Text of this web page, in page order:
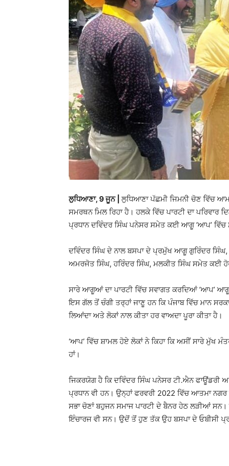
ਲੁਧਿਆਣਾ, 9 ਜੂਨ | ਲੁਧਿਆਣਾ ਪੱਛਮੀ ਜਿਮਨੀ ਚੋਣ ਵਿੱਚ
ਸਮਰਥਨ ਮਿਲ ਰਿਹਾ ਹੈ। ਹਲਕੇ ਵਿੱਚ ਪਾਰਟੀ ਦਾ ਪਰਿਵਾਰ
ਪ੍ਰਧਾਨ ਦਵਿੰਦਰ ਸਿੰਘ ਪਨੇਸਰ ਸਮੇਤ ਕਈ ਆਗੂ ‘ਆਪ’ ਵਿੱਚ
ਦਵਿੰਦਰ ਸਿੰਘ ਦੇ ਨਾਲ ਬਸਪਾ ਦੇ ਪ੍ਰਮੁੱਖ ਆਗੂ ਗੁਰਿੰਦਰ
ਅਮਰਜੋਤ ਸਿੰਘ, ਹਰਿੰਦਰ ਸਿੰਘ, ਮਲਕੀਤ ਸਿੰਘ ਸਮੇਤ ਕਈ
ਸਾਰੇ ਆਗੂਆਂ ਦਾ ਪਾਰਟੀ ਵਿੱਚ ਸਵਾਗਤ ਕਰਦਿਆਂ ‘ਆਪ’
ਇਸ ਗੱਲ ਤੋਂ ਚੰਗੀ ਤਰ੍ਹਾਂ ਜਾਣੂ ਹਨ ਕਿ ਪੰਜਾਬ ਵਿੱਚ ਮਾਨ
ਲਿਆਂਦਾ ਅਤੇ ਲੋਕਾਂ ਨਾਲ ਕੀਤਾ ਹਰ ਵਾਅਦਾ ਪੂਰਾ ਕੀਤਾ ਹੈ।
‘ਆਪ’ ਵਿੱਚ ਸ਼ਾਮਲ ਹੋਏ ਲੋਕਾਂ ਨੇ ਕਿਹਾ ਕਿ ਅਸੀਂ ਸਾਰੇ ਮੁੱਖ
ਹਾਂ।
ਜਿਕਰਯੋਗ ਹੈ ਕਿ ਦਵਿੰਦਰ ਸਿੰਘ ਪਨੇਸਰ ਟੀ.ਐਨ
ਪ੍ਰਧਾਨ ਵੀ ਹਨ। ਉਨ੍ਹਾਂ ਫਰਵਰੀ 2022 ਵਿੱਚ ਆਤਮਾ
ਸਭਾ ਚੋਣਾਂ ਬਹੁਜਨ ਸਮਾਜ ਪਾਰਟੀ ਦੇ ਬੈਨਰ ਹੇਠ ਲੜੀਆਂ
ਇੰਚਾਰਜ ਵੀ ਸਨ। ਉਦੋਂ ਤੋਂ ਹੁਣ ਤੱਕ ਉਹ ਬਸਪਾ ਦੇ ਓਬੀਸੀ